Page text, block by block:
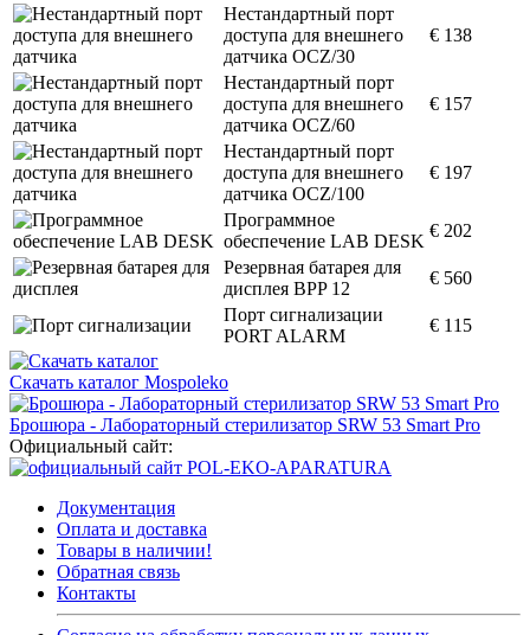
Нестандартный порт
доступа для внешнего
датчика OCZ/30
€ 138
Нестандартный порт
доступа для внешнего
датчика OCZ/60
€ 157
Нестандартный порт
доступа для внешнего
датчика OCZ/100
€ 197
Программное
обеспечение LAB DESK
€ 202
Резервная батарея для
дисплея BPP 12
€ 560
Порт сигнализации
PORT ALARM
€ 115
Скачать каталог Mospoleko
Брошюра - Лабораторный стерилизатор SRW 53 Smart Pro
Официальный сайт:
Документация
Оплата и доставка
Товары в наличии!
Обратная связь
Контакты